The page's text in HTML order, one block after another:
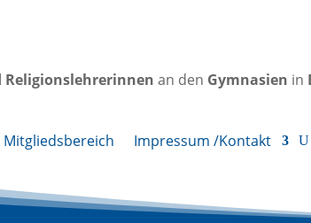
Religionslehrerinnen an den Gymnasien in
Mitgliedsbereich Impressum /Kontakt